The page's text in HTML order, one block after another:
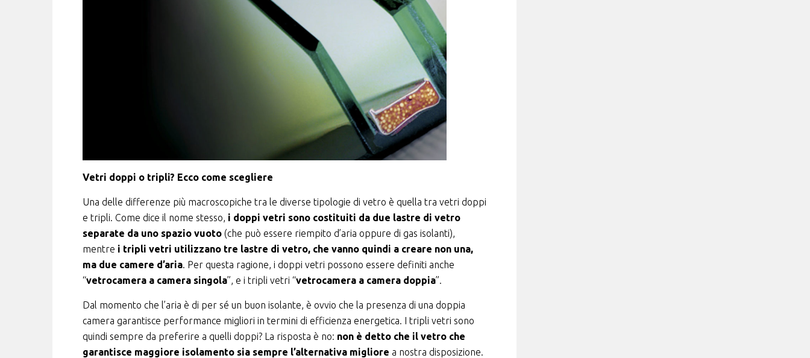
Vetri doppi o tripli? Ecco come scegliere
Una delle differenze più macroscopiche tra le diverse tipologie di vetro è quella tra vetri doppi
e tripli. Come dice il nome stesso, i doppi vetri sono costituiti da due lastre di vetro
separate da uno spazio vuoto (che può essere riempito d’aria oppure di gas isolanti),
mentre i tripli vetri utilizzano tre lastre di vetro, che vanno quindi a creare non una,
ma due camere d’aria. Per questa ragione, i doppi vetri possono essere definiti anche
“vetrocamera a camera singola”, e i tripli vetri “vetrocamera a camera doppia”.
Dal momento che l’aria è di per sé un buon isolante, è ovvio che la presenza di una doppia
camera garantisce performance migliori in termini di efficienza energetica. I tripli vetri sono
quindi sempre da preferire a quelli doppi? La risposta è no: non è detto che il vetro che
garantisce maggiore isolamento sia sempre l’alternativa migliore a nostra disposizione.